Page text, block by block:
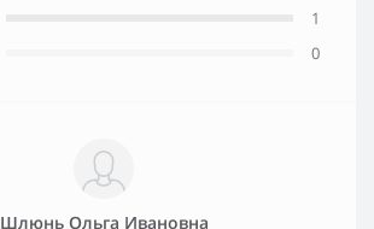
1
0
Шлюнь Ольга Ивановна